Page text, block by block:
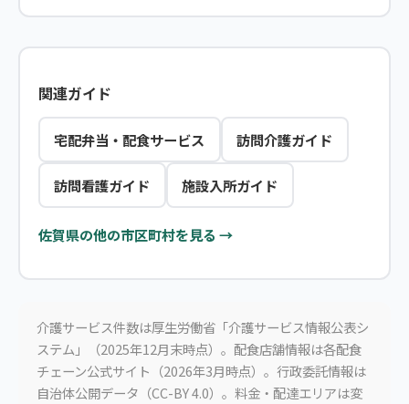
関連ガイド
宅配弁当・配食サービス 訪問介護ガイド
訪問看護ガイド 施設入所ガイド
佐賀県の他の市区町村を見る →
介護サービス件数は厚生労働省「介護サービス情報公表シ
ステム」（2025年12月末時点）。配食店舗情報は各配食
チェーン公式サイト（2026年3月時点）。行政委託情報は
自治体公開データ（CC-BY 4.0）。料金・配達エリアは変